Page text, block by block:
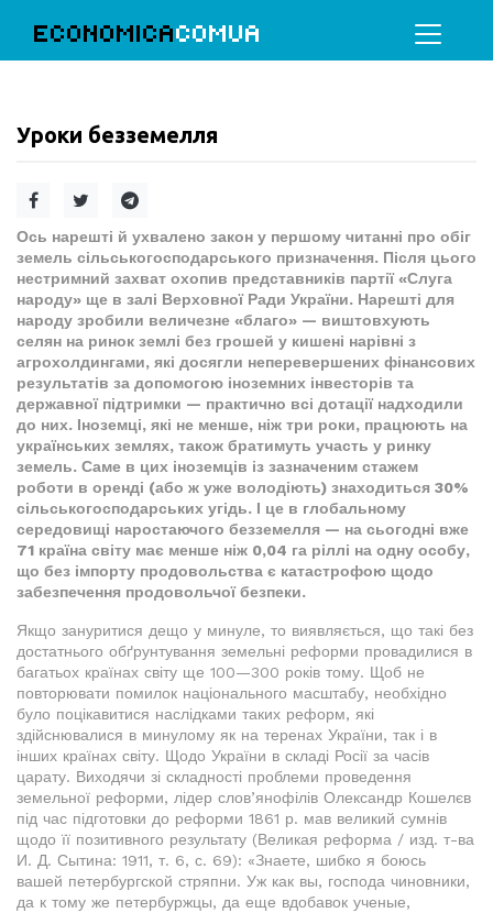
ECONOMICACOMUA
Уроки безземелля
Ось нарешті й ухвалено закон у першому читанні про обіг
земель сільськогосподарського призначення. Після цього
нестримний захват охопив представників партії «Слуга
народу» ще в залі Верховної Ради України. Нарешті для
народу зробили величезне «благо» — виштовхують
селян на ринок землі без грошей у кишені нарівні з
агрохолдингами, які досягли неперевершених фінансових
результатів за допомогою іноземних інвесторів та
державної підтримки — практично всі дотації надходили
до них. Іноземці, які не менше, ніж три роки, працюють на
українських землях, також братимуть участь у ринку
земель. Саме в цих іноземців із зазначеним стажем
роботи в оренді (або ж уже володіють) знаходиться 30%
сільськогосподарських угідь. І це в глобальному
середовищі наростаючого безземелля — на сьогодні вже
71 країна світу має менше ніж 0,04 га ріллі на одну особу,
що без імпорту продовольства є катастрофою щодо
забезпечення продовольчої безпеки.
Якщо зануритися дещо у минуле, то виявляється, що такі без
достатнього обґрунтування земельні реформи провадилися в
багатьох країнах світу ще 100—300 років тому. Щоб не
повторювати помилок національного масштабу, необхідно
було поцікавитися наслідками таких реформ, які
здійснювалися в минулому як на теренах України, так і в
інших країнах світу. Щодо України в складі Росії за часів
царату. Виходячи зі складності проблеми проведення
земельної реформи, лідер слов’янофілів Олександр Кошелєв
під час підготовки до реформи 1861 р. мав великий сумнів
щодо її позитивного результату (Великая реформа / изд. т-ва
И. Д. Сытина: 1911, т. 6, с. 69): «Знаете, шибко я боюсь
вашей петербургской стряпни. Уж как вы, господа чиновники,
да к тому же петербуржцы, да еще вдобавок ученые,